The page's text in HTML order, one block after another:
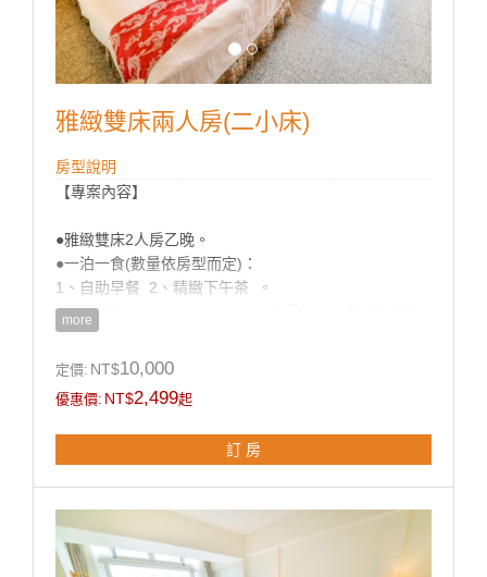
4.專案期間：飯店定義之特殊節日不適用。
5.網路訂房時間最晚需於住宿當日提前二日訂購。
6.入住-15:00pm；退房-隔日11:00am
7.過年期間不接受網路訂房，請致電預訂049-270-
2789#100、120。
起住宿與湯屋將不再提供一次性備品，入住時請記得攜
帶個人衛生用品，感謝各位貴賓的配合。
帝綸溫泉渡假大飯店感謝您一起加入減塑愛地球的活動
房型設施介紹
客房型態: 一大床 (約5坪) 床尺寸:195*165cm
型)為主
雅緻雙床兩人房(二小床)
房型說明
【專案內容】
●雅緻雙床2人房乙晚。
●一泊一食(數量依房型而定)：
1、自助早餐 2、精緻下午茶 。
(過年期間115/02/16~115/02/21房價皆含自助式早晚餐)
●水療館及露天湯風呂免費泡湯（請著泳裝及泳帽、VIP
●使用彩虹歡樂廣場（健身房、兒童遊戲區及桌球、撞
球）。
●免費參與夜間活動（養生地瓜湯圓DIY ，視住房當日活
僅限網路訂房，不適用於現場或電話訂房，現場或電話
訂房另有其他專案。
more
定價: NT$10,000
優惠價: NT$2,499起
訂 房